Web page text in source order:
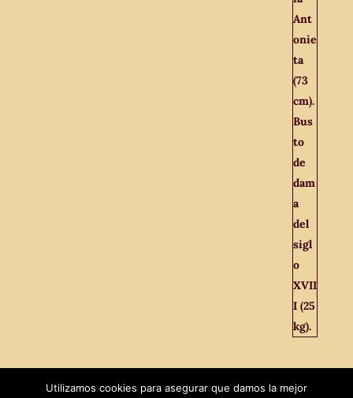
Utilizamos cookies para asegurar que damos la mejor